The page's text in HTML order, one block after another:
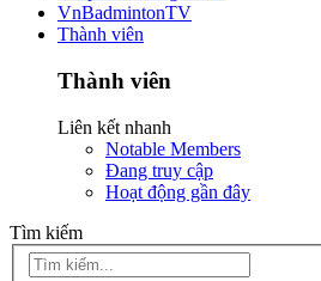
VnBadmintonTV
Thành viên
Thành viên
Liên kết nhanh
Notable Members
Đang truy cập
Hoạt động gần đây
Tìm kiếm